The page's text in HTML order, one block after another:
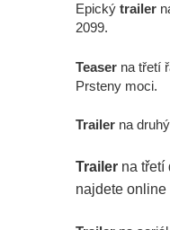
Epický trailer
2099.
Teaser na třetí
Prsteny moci.
Trailer na
Trailer na třetí
najdete online